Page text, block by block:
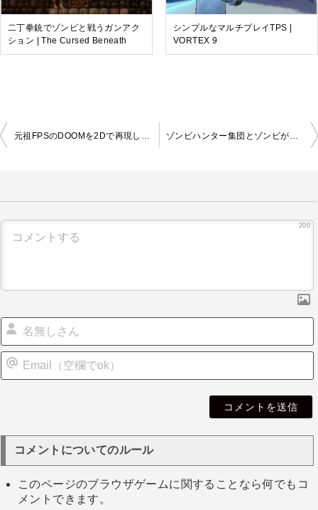
二丁拳銃でゾンビと戦うガンアク
ション | The Cursed Beneath
シンプルなマルチプレイTPS |
VORTEX 9
投
稿
シ
元祖FPSのDOOMを2Dで再現したガンシューティング | 2DOOM ゾンビハンター集団とゾンビがサバイバル戦する対戦ゲーム | Zombie Hunter.io
200
コメントについてのルール
このページのブラウザゲームに関することなら何でもコ
メントできます。